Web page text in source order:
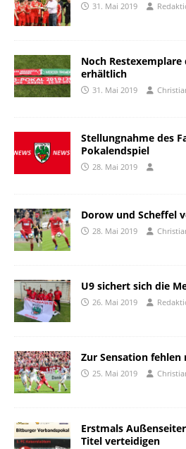
31. Mai 2019
Noch Restexemplare
erhältlich
31. Mai 2019
Stellungnahme des
Pokalendspiel
28. Mai 2019
Dorow und Scheffel
28. Mai 2019
U9 sichert sich die
26. Mai 2019
Zur Sensation
25. Mai 2019
Erstmals
Titel verteidigen